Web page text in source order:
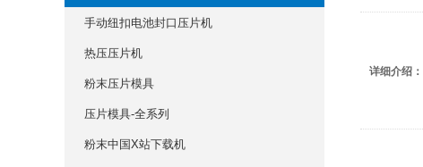
手动纽扣电池封口压片机
热压压片机
粉末压片模具
压片模具-全系列
粉末中国X站下载机
详细介绍：